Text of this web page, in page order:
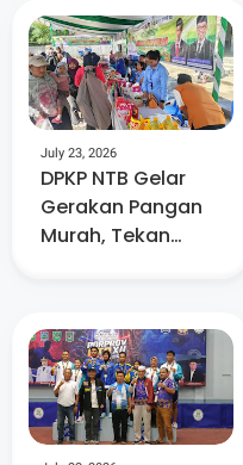
DPKP NTB Gelar
Gerakan Pangan
Murah, Tekan
July 23, 2026